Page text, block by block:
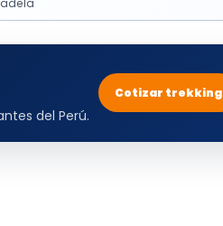
del Perú.
Cotizar trekking